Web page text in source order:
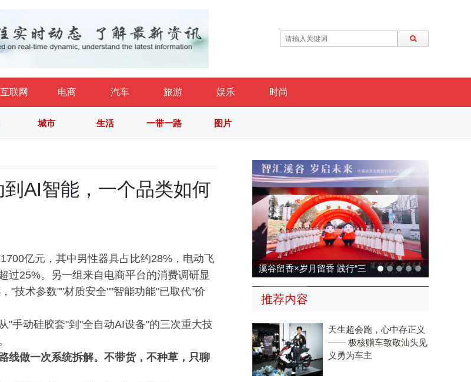
互联网 电商 汽车 旅游 娱乐 时尚
城市 生活 一带一路 图片
AI智能，一个品类如何
亿元，其中男性器具占比约28%，电动飞
25%。另一组来自电商平台的消费调研显
"技术参数""材质安全""智能功能"已取代"价
"手动硅胶套"到"全自动AI设备"的三次重大技
线做一次系统拆解。不带货，不种草，只聊
溪谷留香×岁月留香 践行“三
茶统筹”，传承传统，科技兴
推荐内容
天生超会跑，心中存正义
—— 极核赠车致敬汕头见
义勇为车主